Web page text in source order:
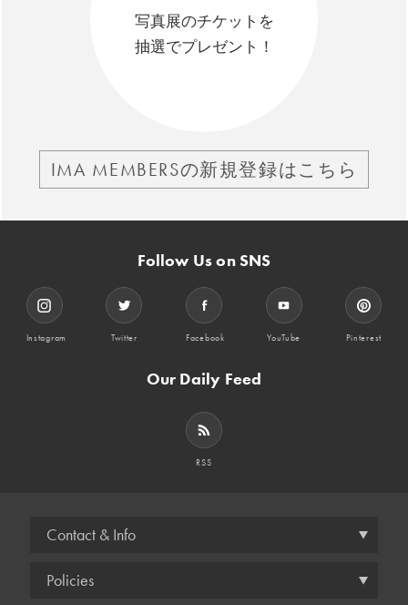
写真展のチケットを
抽選でプレゼント！
IMA MEMBERSの新規登録はこちら
Follow Us on SNS
Instagram Twitter Facebook YouTube Pinterest
Our Daily Feed
RSS
Contact & Info
Policies